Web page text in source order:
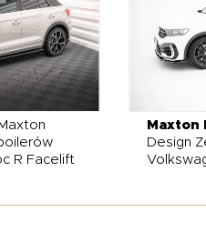
stylem i prezentował
Maxton
R Facelift
Maxton
Design